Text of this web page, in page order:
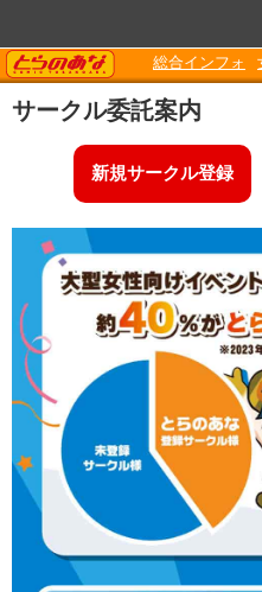
TORANOANA
総合インフォ
サークル委託案内
新規サークル登録